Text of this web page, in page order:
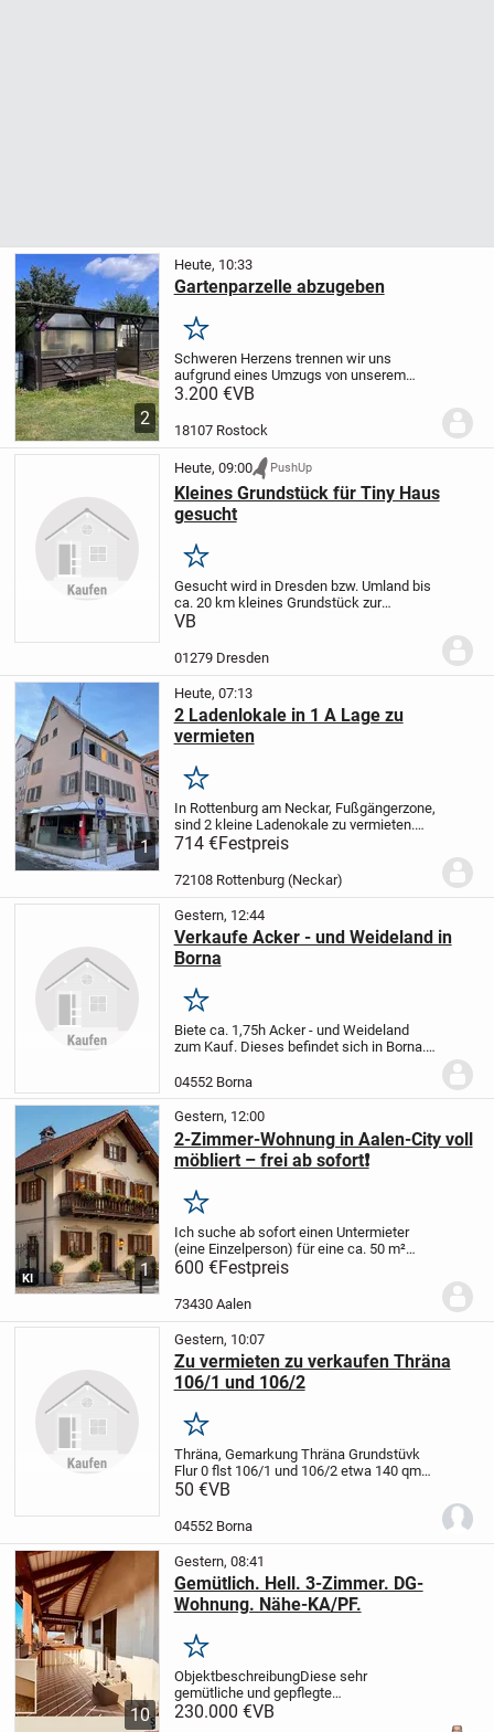
2
Heute, 10:33
Gartenparzelle abzugeben
Merken
Schweren Herzens trennen wir uns
aufgrund eines Umzugs von unserem
geliebten Garten, der uns viele schöne
uns, dass dieses kleine Stück Grün
3.200 €VB
18107 Rostock
Heute, 09:00 PushUp
Kleines Grundstück für Tiny Haus
gesucht
Merken
Gesucht wird in Dresden bzw. Umland bis
ca. 20 km kleines Grundstück zur
Pacht/Miete/Kauf für Stellung eines Tiny
VB
01279 Dresden
1
Heute, 07:13
2 Ladenlokale in 1 A Lage zu
vermieten
Merken
In Rottenburg am Neckar, Fußgängerzone,
sind 2 kleine Ladenokale zu vermieten.
Laden 1 MK hat 2 große Schaufenster, ca.
30 qm Nutzfläche, Waschbecken,
Nachtspeicherheizung. Ladenlokal 2 M
714 €Festpreis
72108 Rottenburg (Neckar)
Gestern, 12:44
Verkaufe Acker - und Weideland in
Borna
Merken
Biete ca. 1,75h Acker - und Weideland
zum Kauf. Dieses befindet sich in Borna.
04552 Borna
1
KI
Gestern, 12:00
2-Zimmer-Wohnung in Aalen-City voll
möbliert – frei ab sofort❗️
Merken
Ich suche ab sofort einen Untermieter
(eine Einzelperson) für eine ca. 50 m²
große, voll möblierte 2-Zimmer-
Dachgeschosswohnung in bester Lage
der Aalen-City.
zum Rathaus...
600 €Festpreis
73430 Aalen
Gestern, 10:07
Zu vermieten zu verkaufen Thräna
106/1 und 106/2
Merken
Thräna, Gemarkung Thräna Grundstüvk
Flur 0 flst 106/1 und 106/2 etwa 140 qm
.Zu vermieten 300 euro pro zjahr zu
50 €VB
04552 Borna
10
Gestern, 08:41
Gemütlich. Hell. 3-Zimmer. DG-
Wohnung. Nähe-KA/PF.
Merken
ObjektbeschreibungDiese sehr
gemütliche und gepflegte
Dachgeschosswohnung befindet sich in
230.000 €VB